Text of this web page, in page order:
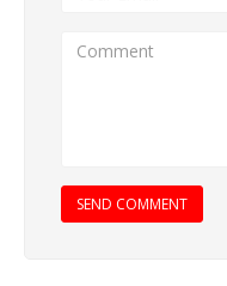
SEND COMMENT